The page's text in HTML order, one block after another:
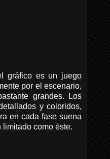
gráfico es un juego
por el escenario,
grandes. Los
y coloridos,
en cada fase suena
como éste.